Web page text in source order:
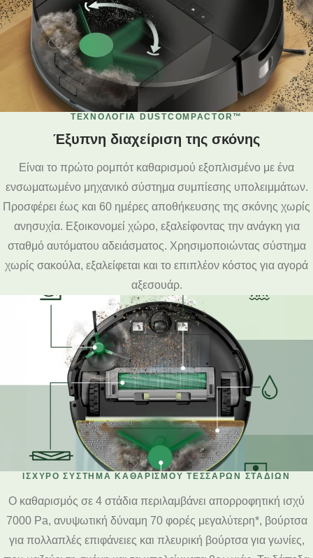
ΤΕΧΝΟΛΟΓΊΑ DUSTCOMPACTOR™
Έξυπνη διαχείριση της σκόνης
Είναι το πρώτο ρομπότ καθαρισμού εξοπλισμένο με ένα
ενσωματωμένο μηχανικό σύστημα συμπίεσης υπολειμμάτων.
Προσφέρει έως και 60 ημέρες αποθήκευσης της σκόνης χωρίς
ανησυχία. Εξοικονομεί χώρο, εξαλείφοντας την ανάγκη για
σταθμό αυτόματου αδειάσματος. Χρησιμοποιώντας σύστημα
χωρίς σακούλα, εξαλείφεται και το επιπλέον κόστος για αγορά
αξεσουάρ.
ΙΣΧΥΡΌ ΣΎΣΤΗΜΑ ΚΑΘΑΡΙΣΜΟΎ ΤΕΣΣΆΡΩΝ ΣΤΑΔΊΩΝ
Ο καθαρισμός σε 4 στάδια περιλαμβάνει απορροφητική ισχύ
7000 Pa, ανυψωτική δύναμη 70 φορές μεγαλύτερη*, βούρτσα
για πολλαπλές επιφάνειες και πλευρική βούρτσα για γωνίες,